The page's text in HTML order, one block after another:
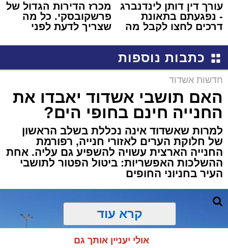
עורך דין דותן לינדנברג
- נפגעתם בתאונת
דרכים לחצו לקבל מה
מכרז הדירות הגדול של
פרשקובסקי. כל מה
שצריך לדעת לפני
באשדוד
כתבות נוספות
חדשות אשדוד
האם תושבי אשדוד יאבדו את
החנייה חינם בחופי הים?
למרות שאשדוד אינה נכללת בשלב הראשון
של חלוקת הערים לאזורי חנייה, רפורמת
החנייה הארצית עשויה להשפיע גם עליה. אחת
ההשלכות האפשריות: ביטול הפטור לתושבי
העיר בחניוני החופים
קרא עוד
אולי יעניין אותך גם